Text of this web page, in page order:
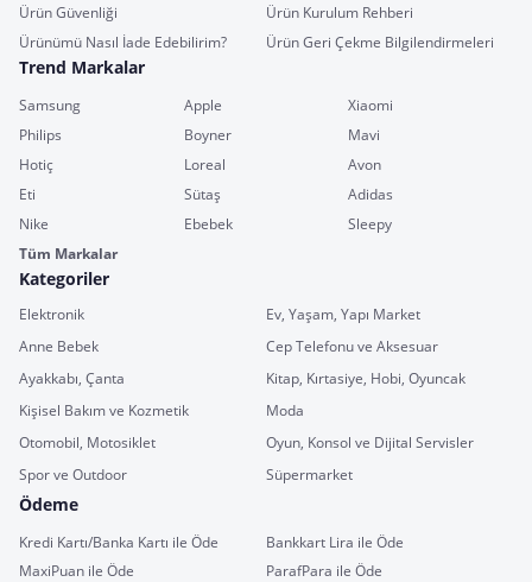
Ürün Güvenliği
Ürün Kurulum Rehberi
Ürünümü Nasıl İade Edebilirim?
Ürün Geri Çekme Bilgilendirmeleri
Trend Markalar
Samsung Apple
Xiaomi
Philips
Boyner
Mavi
Hotiç
Loreal
Avon
Eti
Sütaş
Adidas
Nike
Ebebek
Sleepy
Tüm Markalar
Kategoriler
Elektronik
Ev, Yaşam, Yapı Market
Anne Bebek
Cep Telefonu ve Aksesuar
Ayakkabı, Çanta
Kitap, Kırtasiye, Hobi, Oyuncak
Kişisel Bakım ve Kozmetik
Moda
Otomobil, Motosiklet
Oyun, Konsol ve Dijital Servisler
Spor ve Outdoor
Süpermarket
Ödeme
Kredi Kartı/Banka Kartı ile Öde
Bankkart Lira ile Öde
MaxiPuan ile Öde
ParafPara ile Öde